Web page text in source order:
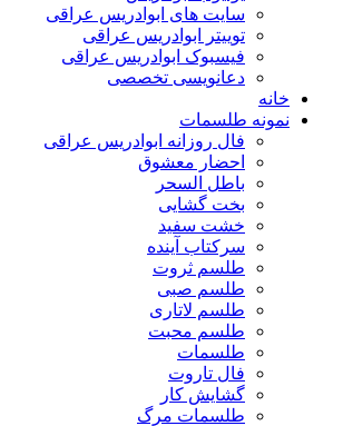
سایت های ابوادریس عراقی
توییتر ابوادریس عراقی
فیسبوک ابوادریس عراقی
دعانویسی تخصصی
خانه
نمونه طلسمات
فال روزانه ابوادریس عراقی
احضار معشوق
باطل السحر
بخت گشایی
خشت سفید
سرکتاب آینده
طلسم ثروت
طلسم صبی
طلسم لاتاری
طلسم محبت
طلسمات
فال تاروت
گشایش کار
طلسمات مرگ